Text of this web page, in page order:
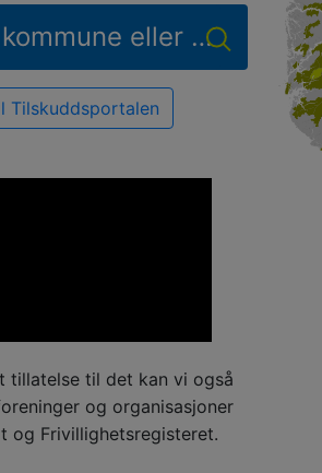
Tilskuddsportalen
tillatelse til det kan vi også
og organisasjoner
og Frivillighetsregisteret.